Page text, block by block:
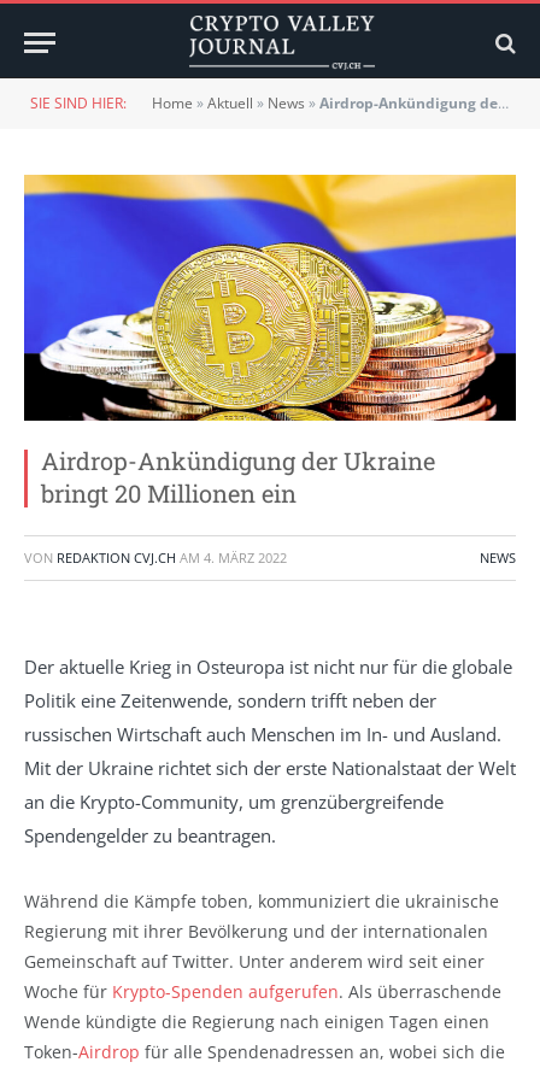
SIE SIND HIER: Home »Aktuell » News »Airdrop-Ankündigung der Ukraine bringt 20 Millionen ein
Airdrop-Ankündigung der Ukraine
bringt 20 Millionen ein
VON REDAKTION CVJ.CH AM 4. MÄRZ 2022 NEWS
Der aktuelle Krieg in Osteuropa ist nicht nur für die globale
Politik eine Zeitenwende, sondern trifft neben der
russischen Wirtschaft auch Menschen im In- und Ausland.
Mit der Ukraine richtet sich der erste Nationalstaat der Welt
an die Krypto-Community, um grenzübergreifende
Spendengelder zu beantragen.
Während die Kämpfe toben, kommuniziert die ukrainische
Regierung mit ihrer Bevölkerung und der internationalen
Gemeinschaft auf Twitter. Unter anderem wird seit einer
Woche für Krypto-Spenden aufgerufen. Als überraschende
Wende kündigte die Regierung nach einigen Tagen einen
Token-Airdrop für alle Spendenadressen an, wobei sich die